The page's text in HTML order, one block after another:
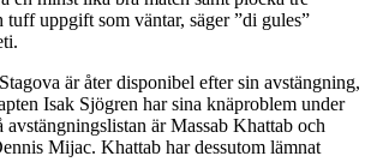
tuff uppgift som väntar, säger ”di gules”
är åter disponibel efter sin avstängning,
Isak Sjögren har sina knäproblem under
är Massab Khattab och
Mijac. Khattab har dessutom lämnat